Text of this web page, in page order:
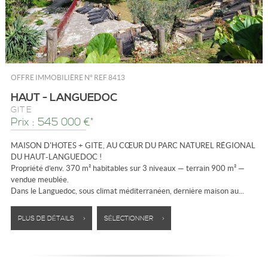
OFFRE IMMOBILIÈRE N° REF 8413
HAUT - LANGUEDOC
GÎTE
Prix : 545 000 €*
MAISON D'HOTES + GITE, AU CŒUR DU PARC NATUREL RÉGIONAL
DU HAUT-LANGUEDOC !
Propriété d’env. 370 m² habitables sur 3 niveaux — terrain 900 m² —
vendue meublée.
Dans le Languedoc, sous climat méditerranéen, dernière maison au...
PLUS DE DÉTAILS > SÉLECTIONNER >